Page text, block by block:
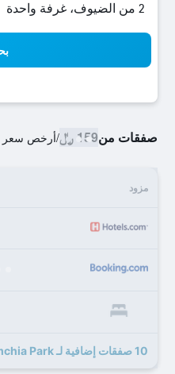
2 من الضيوف، غرفة واحدة
صفقات من159 ﷼ /أرخص سعر
مزود
10 صفقات إضافية لـ Kamchia Park